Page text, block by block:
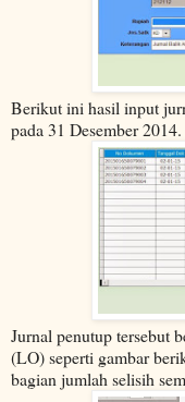
Berikut ini hasil input
pada 31 Desember 2014.
Jurnal penutup tersebut
(LO) seperti gambar
bagian jumlah selisih